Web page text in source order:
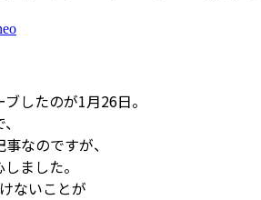
したのが1月26日。
なのですが、
ました。
ないことが